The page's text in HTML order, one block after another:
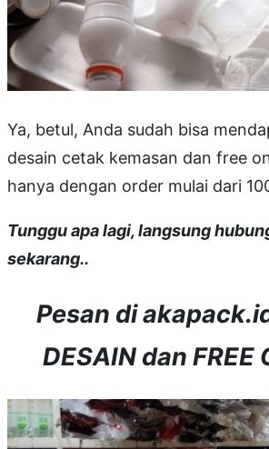
Ya, betul, Anda sudah bisa
desain cetak kemasan dan free
hanya dengan order mulai dari
Tunggu apa lagi, langsung
sekarang..
Pesan di
DESAIN dan FREE